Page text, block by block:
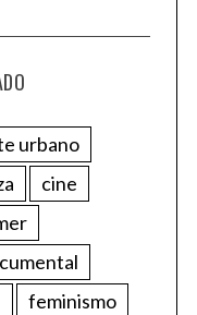
urbano
cine
feminismo